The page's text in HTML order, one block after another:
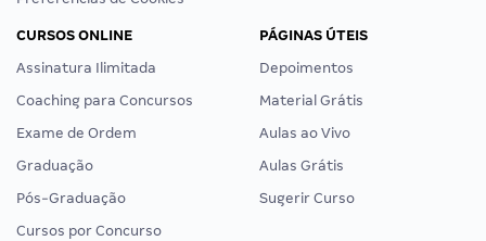
CURSOS ONLINE
Assinatura Ilimitada
Coaching para Concursos
Exame de Ordem
Graduação
Pós-Graduação
Cursos por Concurso
PÁGINAS ÚTEIS
Depoimentos
Material Grátis
Aulas ao Vivo
Aulas Grátis
Sugerir Curso